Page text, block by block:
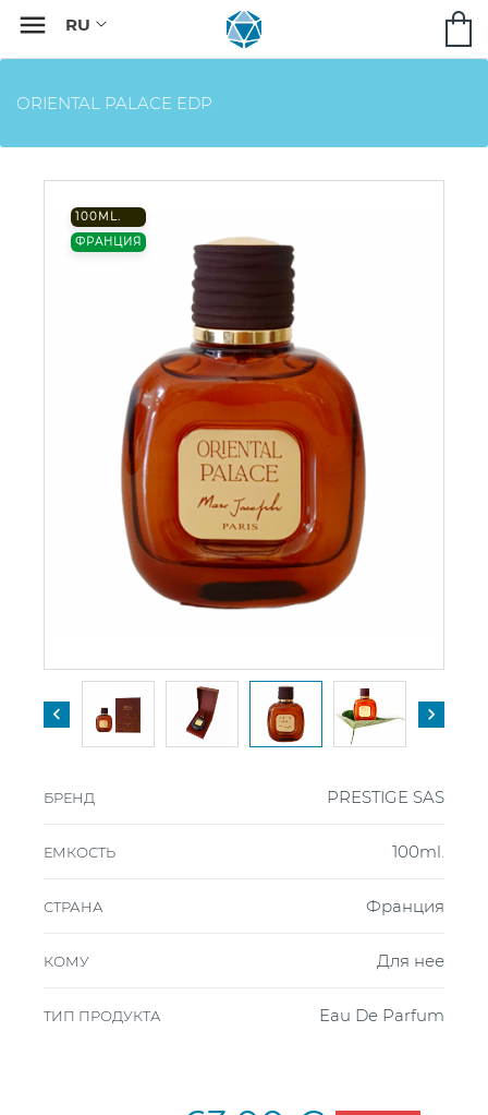

ORIENTAL PALACE EDP
100ML.
ФРАНЦИЯ
 
БРЕНД PRESTIGE SAS
ЕМКОСТЬ 100ml.
СТРАНА Франция
КОМУ Для нее
ТИП ПРОДУКТА Eau De Parfum